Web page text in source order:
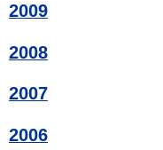
2009
2008
2007
2006